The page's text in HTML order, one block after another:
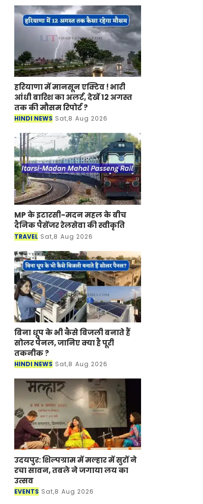
रूबरू करवान
हरियाणा में मानसून एक्टिव ! भारी
आंधी बारिश का अलर्ट, देखें 12 अगस्त
तक की मौसम रिपोर्ट ?
HINDI NEWS Sat,8 Aug 2026
MP के इटारसी-मदन महल के बीच
दैनिक पैसेंजर रेलसेवा की स्वीकृति
TRAVEL Sat,8 Aug 2026
बिना धूप के भी कैसे बिजली बनाते हैं
सोलर पैनल, जानिए क्या है पूरी
तकनीक ?
HINDI NEWS Sat,8 Aug 2026
उदयपुर: शिल्पग्राम में मल्हार में सुरों ने
रचा सावन, तबले ने जगाया लय का
उत्सव
EVENTS Sat,8 Aug 2026